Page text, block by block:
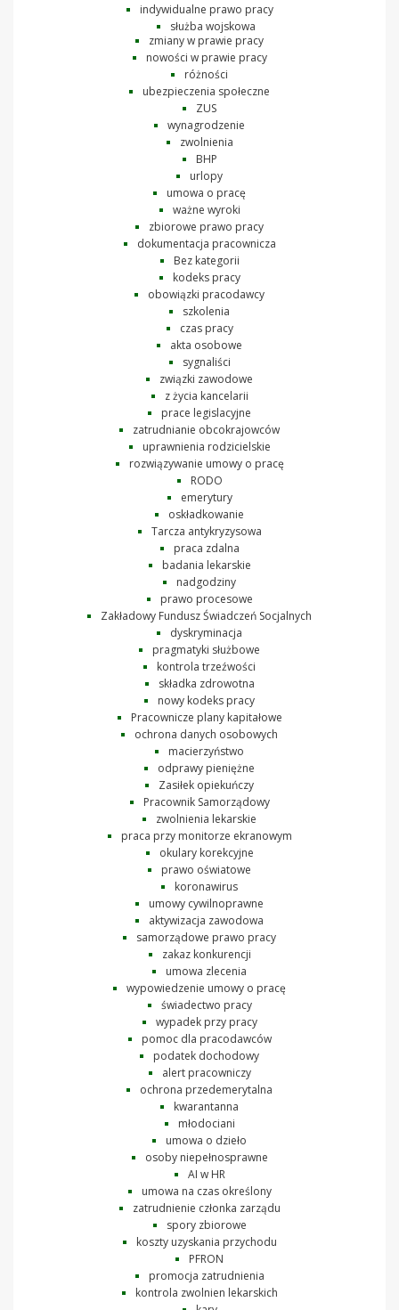
indywidualne prawo pracy
służba wojskowa
zmiany w prawie pracy
nowości w prawie pracy
różności
ubezpieczenia społeczne
ZUS
wynagrodzenie
zwolnienia
BHP
urlopy
umowa o pracę
ważne wyroki
zbiorowe prawo pracy
dokumentacja pracownicza
Bez kategorii
kodeks pracy
obowiązki pracodawcy
szkolenia
czas pracy
akta osobowe
sygnaliści
związki zawodowe
z życia kancelarii
prace legislacyjne
zatrudnianie obcokrajowców
uprawnienia rodzicielskie
rozwiązywanie umowy o pracę
RODO
emerytury
oskładkowanie
Tarcza antykryzysowa
praca zdalna
badania lekarskie
nadgodziny
prawo procesowe
Zakładowy Fundusz Świadczeń Socjalnych
dyskryminacja
pragmatyki służbowe
kontrola trzeźwości
składka zdrowotna
nowy kodeks pracy
Pracownicze plany kapitałowe
ochrona danych osobowych
macierzyństwo
odprawy pieniężne
Zasiłek opiekuńczy
Pracownik Samorządowy
zwolnienia lekarskie
praca przy monitorze ekranowym
okulary korekcyjne
prawo oświatowe
koronawirus
umowy cywilnoprawne
aktywizacja zawodowa
samorządowe prawo pracy
zakaz konkurencji
umowa zlecenia
wypowiedzenie umowy o pracę
świadectwo pracy
wypadek przy pracy
pomoc dla pracodawców
podatek dochodowy
alert pracowniczy
ochrona przedemerytalna
kwarantanna
młodociani
umowa o dzieło
osoby niepełnosprawne
AI w HR
umowa na czas określony
zatrudnienie członka zarządu
spory zbiorowe
koszty uzyskania przychodu
PFRON
promocja zatrudnienia
kontrola zwolnien lekarskich